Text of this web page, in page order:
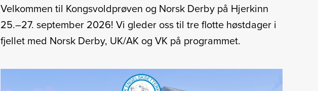
Velkommen til Kongsvoldprøven og Norsk Derby på Hjerkinn
25.–27. september 2026! Vi gleder oss til tre flotte høstdager i
fjellet med Norsk Derby, UK/AK og VK på programmet.